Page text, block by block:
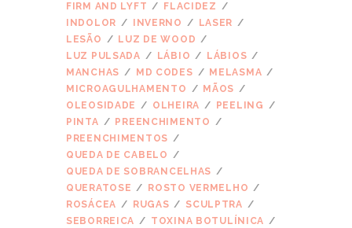
FIRM AND LYFT
FLACIDEZ
INDOLOR
INVERNO
LASER
LESÃO
LUZ DE WOOD
LUZ PULSADA
LÁBIO
LÁBIOS
MANCHAS
MD CODES
MELASMA
MICROAGULHAMENTO
MÃOS
OLEOSIDADE
OLHEIRA
PEELING
PINTA
PREENCHIMENTO
PREENCHIMENTOS
QUEDA DE CABELO
QUEDA DE SOBRANCELHAS
QUERATOSE
ROSTO VERMELHO
ROSÁCEA
RUGAS
SCULPTRA
SEBORREICA
TOXINA BOTULÍNICA